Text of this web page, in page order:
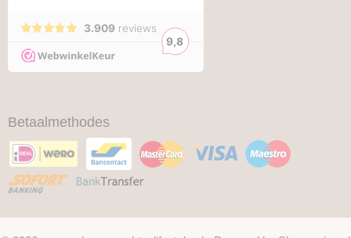
Betaalmethodes